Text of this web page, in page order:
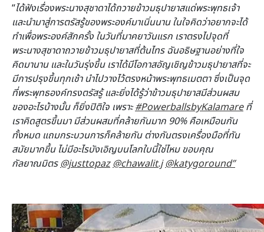
“ได้ฟังเรื่องพระนางสุชาดาได้ถวายข้าวมธุปายาสแด่พระพุทธเจ้า
และนำมาสู่การตรัสรู้ของพระองค์มาเนิ่นนาน ในใจคิดว่าอยากจะได้
ทำเพื่อพระองค์สักครั้ง ในวันที่มาคยาวันแรก เราตรงไปจุดที่
พระนางสุชาดาถวายข้าวมธุปายาสที่ต้นไทร ฉันอธิษฐานอย่างที่ใจ
คิดมานาน และในวันรุ่งขึ้น เราได้มีโอกาสอัญเชิญข้าวมธุปายาสที่จะ
มีการปรุงขึ้นทุกเช้า นำไปวางไว้ตรงหน้าพระพุทธเมตตา ซึ่งเป็นจุด
ที่พระพุทธองค์ทรงตรัสรู้ และยิ่งได้รู้ว่าข้าวมธุปายาสมีส่วนผสม
ของอะไรบ้างนั้น ก็ยิ่งปิติใจ เพราะ#PowerballsbyKalamareที่
เราคิดสูตรขึ้นมา มีส่วนผสมที่คล้ายกันมาก 90% คือเหมือนกัน
ทั้งหมด แถมกระบวนการก็คล้ายกัน ต่างกันตรงเครื่องมือที่ทัน
สมัยมากขึ้น ไม่มีอะไรบังเอิญบนโลกใบนี้ใช่ไหม ขอบคุณ
กัลยาณมิตร@justtopaz @chawalit.j @katygoround”